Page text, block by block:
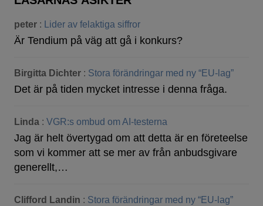
peter : Lider av felaktiga siffror
Är Tendium på väg att gå i konkurs?
Birgitta Dichter : Stora förändringar med ny “EU-lag”
Det är på tiden mycket intresse i denna fråga.
Linda : VGR:s ombud om AI-testerna
Jag är helt övertygad om att detta är en företeelse
som vi kommer att se mer av från anbudsgivare
generellt,…
Clifford Landin : Stora förändringar med ny “EU-lag”